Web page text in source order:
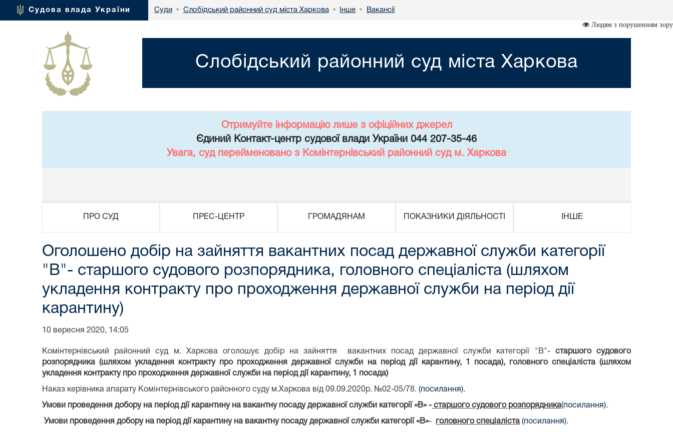
Судова влада України Суди • Слобідський районний суд міста Харкова • Інше • Вакансії
Людям з порушенням зору
Слобідський районний суд міста Харкова
Отримуйте інформацію лише з офіційних джерел
Єдиний Контакт-центр судової влади України 044 207-35-46
Увага, суд перейменовано з Комінтернівський районний суд м. Харкова
ПРО СУД ПРЕС-ЦЕНТР ГРОМАДЯНАМ ПОКАЗНИКИ ДІЯЛЬНОСТІ ІНШЕ
Оголошено добір на зайняття вакантних посад державної служби категорії
"В"- старшого судового розпорядника, головного спеціаліста (шляхом
укладення контракту про проходження державної служби на період дії
карантину)
10 вересня 2020, 14:05
Комінтернівський районний суд м. Харкова оголошує добір на зайняття вакантних посад державної служби категорії "В"- старшого судового
розпорядника (шляхом укладення контракту про проходження державної служби на період дії карантину,
1 посада), головного спеціаліста (шляхом
укладення контракту про проходження державної служби на період дії карантину, 1 посада)
Наказ керівника апарату Комінтернівського районного суду м.Харкова від 09.09.2020р. №02-05/78. (посилання).
Умови проведення добору на період дії карантину на вакантну посаду державної служби категорії «В» - старшого судового розпорядника(посилання).
Умови проведення добору на період дії карантину на вакантну посаду державної служби категорії «В»- головного спеціаліста (посилання).